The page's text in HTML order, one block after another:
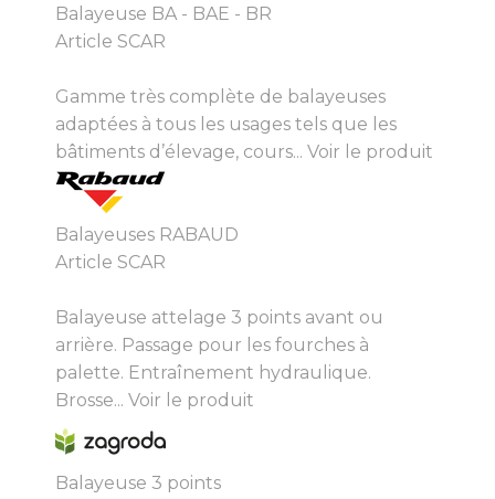
Balayeuse BA - BAE - BR
Article SCAR
Gamme très complète de balayeuses
adaptées à tous les usages tels que les
bâtiments d’élevage, cours... Voir le produit
Balayeuses RABAUD
Article SCAR
Balayeuse attelage 3 points avant ou
arrière. Passage pour les fourches à
palette. Entraînement hydraulique.
Brosse... Voir le produit
Balayeuse 3 points